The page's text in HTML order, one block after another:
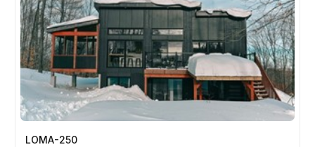
LOMA-250